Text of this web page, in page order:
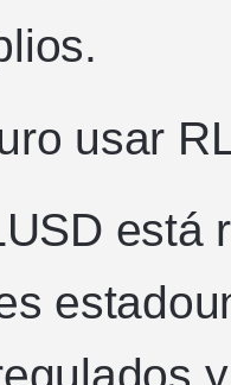
usar
está